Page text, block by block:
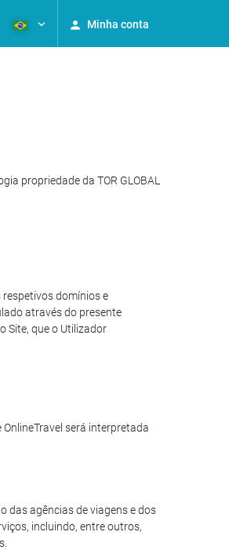
Minha conta
propriedade da TOR GLOBAL
domínios e
através do presente
Site, que o Utilizador
será interpretada
das agências de viagens e dos
incluindo, entre outros,